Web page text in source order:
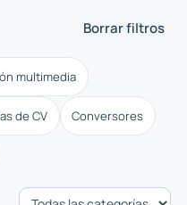
Borrar filtros
multimedia
de CV Conversores